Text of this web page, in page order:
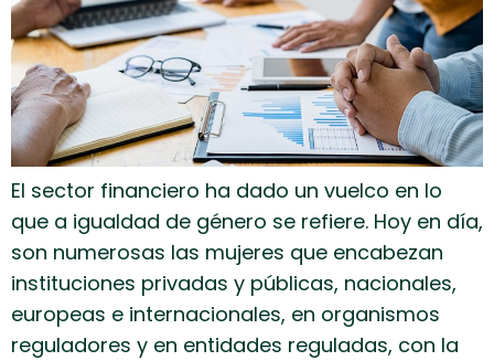
El sector financiero ha dado un vuelco en lo
que a igualdad de género se refiere. Hoy en día,
son numerosas las mujeres que encabezan
instituciones privadas y públicas, nacionales,
europeas e internacionales, en organismos
reguladores y en entidades reguladas, con la